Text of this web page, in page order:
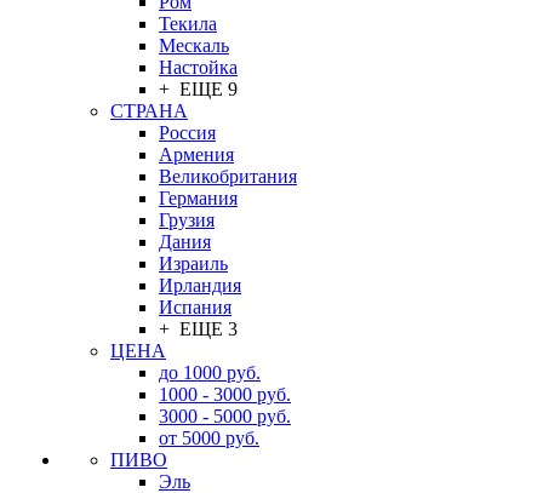
Текила
Мескаль
Настойка
+ ЕЩЕ 9
СТРАНА
Россия
Армения
Великобритания
Германия
Грузия
Дания
Израиль
Ирландия
Испания
+ ЕЩЕ 3
ЦЕНА
до 1000 руб.
1000 - 3000 руб.
3000 - 5000 руб.
от 5000 руб.
ПИВО
Эль